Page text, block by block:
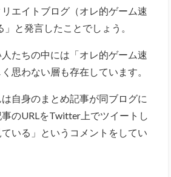
エイトブログ（オレ的ゲーム速
と発言したことでしょう。
たちの中には「オレ的ゲーム速
思わない層も存在しています。
自身のまとめ記事が同ブログに
のURLをTwitter上でツイートし
いる」というコメントをしてい